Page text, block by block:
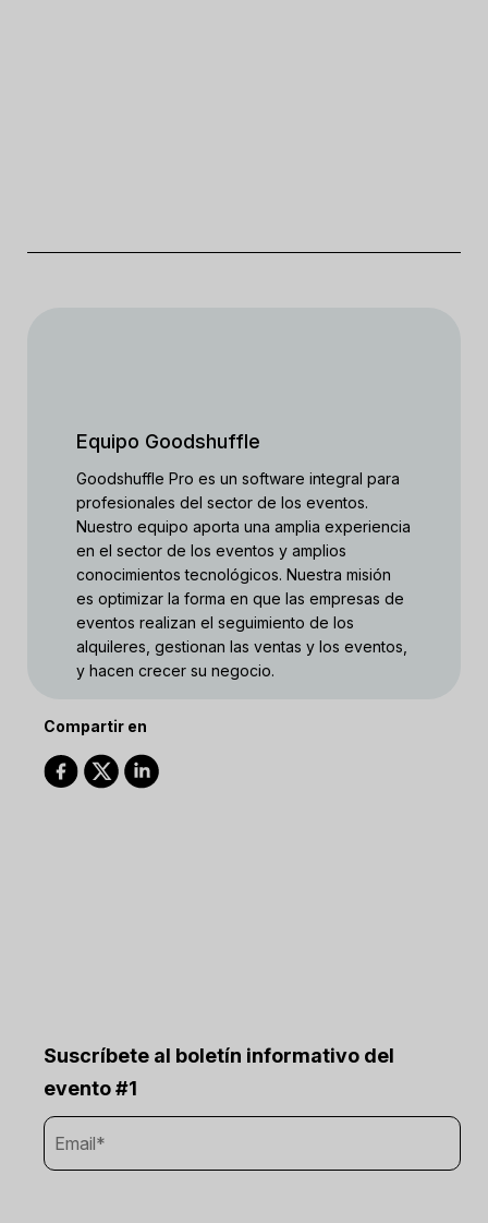
Equipo Goodshuffle
Goodshuffle Pro es un software integral para
profesionales del sector de los eventos.
Nuestro equipo aporta una amplia experiencia
en el sector de los eventos y amplios
conocimientos tecnológicos. Nuestra misión
es optimizar la forma en que las empresas de
eventos realizan el seguimiento de los
alquileres, gestionan las ventas y los eventos,
y hacen crecer su negocio.
Compartir en
Suscríbete al boletín informativo del
evento #1